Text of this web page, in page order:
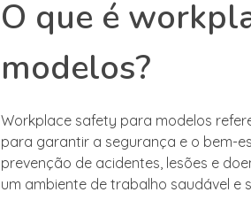
O que é
modelos?
Workplace safety para modelos
para garantir a segurança e o bem-
prevenção de acidentes, lesões e
um ambiente de trabalho saudável e